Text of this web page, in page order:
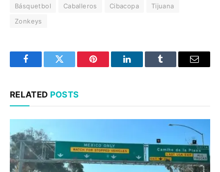
Básquetbol Caballeros Cibacopa
Tijuana
Zonkeys
FacebookTwitter Pinterest LinkedInTumblr Email
RELATED POSTS